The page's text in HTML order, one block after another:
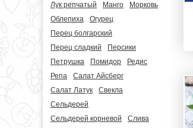
Лук репчатый
Манго
Морковь
Облепиха
Огурец
Перец болгарский
Перец сладкий
Персики
Петрушка
Помидор
Редис
Репа
Салат Айсберг
Салат Латук
Свекла
Сельдерей
Сельдерей корневой
Слива